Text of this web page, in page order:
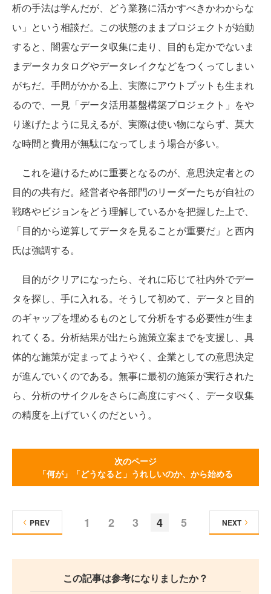
析の手法は学んだが、どう業務に活かすべきかわからな
い」という相談だ。この状態のままプロジェクトが始動
すると、闇雲なデータ収集に走り、目的も定かでないま
まデータカタログやデータレイクなどをつくってしまい
がちだ。手間がかかる上、実際にアウトプットも生まれ
るので、一見「データ活用基盤構築プロジェクト」をや
り遂げたように見えるが、実際は使い物にならず、莫大
な時間と費用が無駄になってしまう場合が多い。
これを避けるために重要となるのが、意思決定者との
目的の共有だ。経営者や各部門のリーダーたちが自社の
戦略やビジョンをどう理解しているかを把握した上で、
「目的から逆算してデータを見ることが重要だ」と西内
氏は強調する。
目的がクリアになったら、それに応じて社内外でデー
タを探し、手に入れる。そうして初めて、データと目的
のギャップを埋めるものとして分析をする必要性が生ま
れてくる。分析結果が出たら施策立案までを支援し、具
体的な施策が定まってようやく、企業としての意思決定
が進んでいくのである。無事に最初の施策が実行された
ら、分析のサイクルをさらに高度にすべく、データ収集
の精度を上げていくのだという。
次のページ
「何が」「どうなると」うれしいのか、から始める
1 2 3 4 5
PREV NEXT
この記事は参考になりましたか？